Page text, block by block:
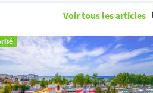
Voir tous les articles